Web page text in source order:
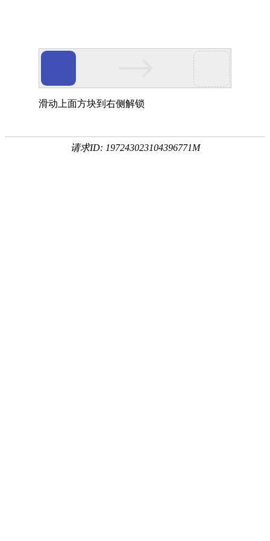
滑动上面方块到右侧解锁
请求ID: 197243023104396771M